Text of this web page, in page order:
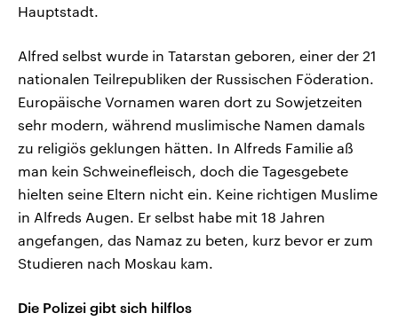
Hauptstadt.
Alfred selbst wurde in Tatarstan geboren, einer der 21
nationalen Teilrepubliken der Russischen Föderation.
Europäische Vornamen waren dort zu Sowjetzeiten
sehr modern, während muslimische Namen damals
zu religiös geklungen hätten. In Alfreds Familie aß
man kein Schweinefleisch, doch die Tagesgebete
hielten seine Eltern nicht ein. Keine richtigen Muslime
in Alfreds Augen. Er selbst habe mit 18 Jahren
angefangen, das Namaz zu beten, kurz bevor er zum
Studieren nach Moskau kam.
Die Polizei gibt sich hilflos